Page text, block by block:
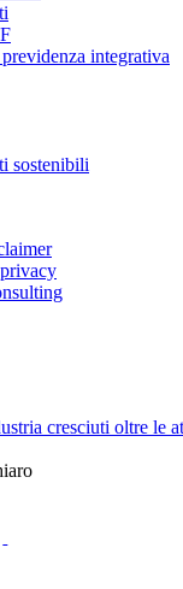
integrativa
sostenibili
cresciuti oltre le